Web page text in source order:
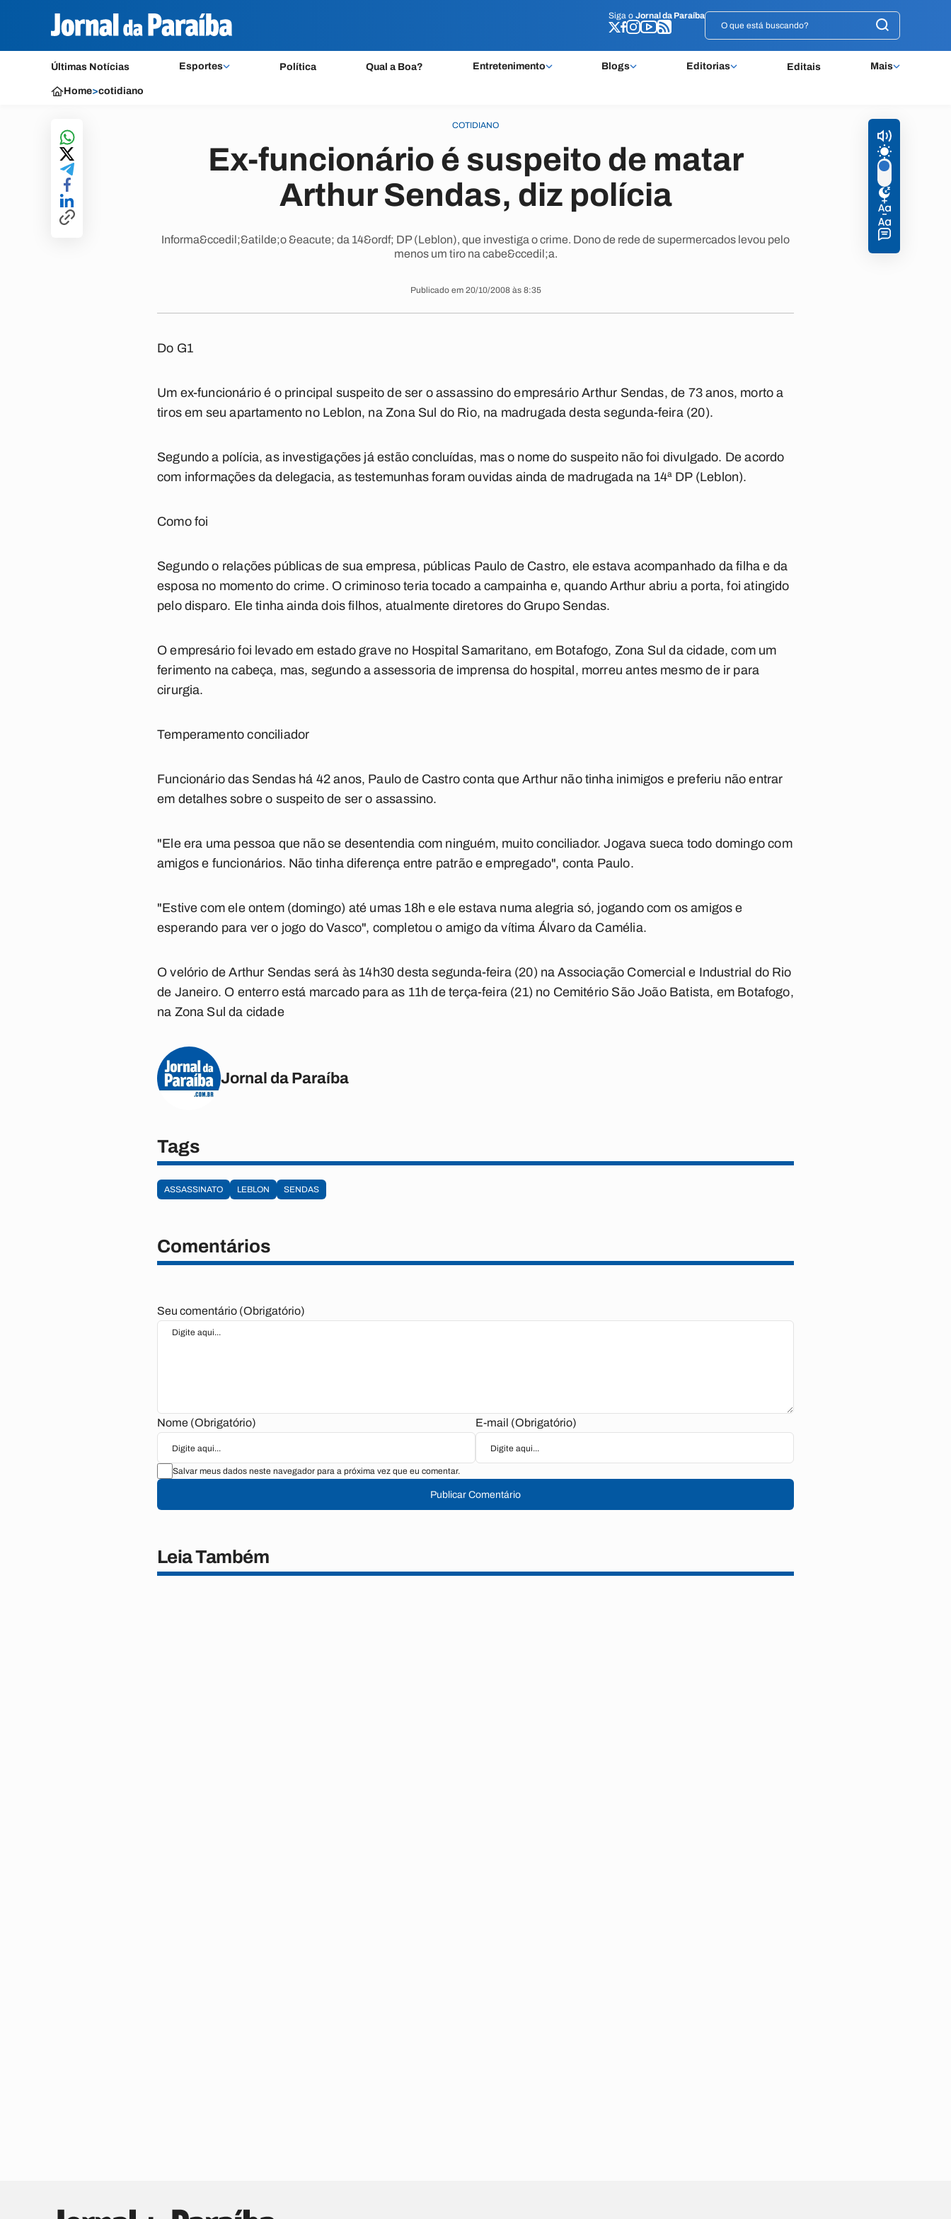
Siga o Jornal da Paraíba
Últimas Notícias Esportes Política Qual a Boa? Entretenimento Blogs Editorias Editais Mais
Siga o Jornal da Paraíba
Home>cotidiano
COTIDIANO
Ex-funcionário é suspeito de matar
Arthur Sendas, diz polícia
Informa&ccedil;&atilde;o &eacute; da 14&ordf; DP (Leblon), que investiga o crime. Dono de rede de supermercados levou pelo
menos um tiro na cabe&ccedil;a.
Publicado em 20/10/2008 às 8:35
Do G1
Um ex-funcionário é o principal suspeito de ser o assassino do empresário Arthur Sendas, de 73 anos, morto a
tiros em seu apartamento no Leblon, na Zona Sul do Rio, na madrugada desta segunda-feira (20).
Segundo a polícia, as investigações já estão concluídas, mas o nome do suspeito não foi divulgado. De acordo
com informações da delegacia, as testemunhas foram ouvidas ainda de madrugada na 14ª DP (Leblon).
Como foi
Segundo o relações públicas de sua empresa, públicas Paulo de Castro, ele estava acompanhado da filha e da
esposa no momento do crime. O criminoso teria tocado a campainha e, quando Arthur abriu a porta, foi atingido
pelo disparo. Ele tinha ainda dois filhos, atualmente diretores do Grupo Sendas.
O empresário foi levado em estado grave no Hospital Samaritano, em Botafogo, Zona Sul da cidade, com um
ferimento na cabeça, mas, segundo a assessoria de imprensa do hospital, morreu antes mesmo de ir para
cirurgia.
Temperamento conciliador
Funcionário das Sendas há 42 anos, Paulo de Castro conta que Arthur não tinha inimigos e preferiu não entrar
em detalhes sobre o suspeito de ser o assassino.
"Ele era uma pessoa que não se desentendia com ninguém, muito conciliador. Jogava sueca todo domingo com
amigos e funcionários. Não tinha diferença entre patrão e empregado", conta Paulo.
"Estive com ele ontem (domingo) até umas 18h e ele estava numa alegria só, jogando com os amigos e
esperando para ver o jogo do Vasco", completou o amigo da vítima Álvaro da Camélia.
O velório de Arthur Sendas será às 14h30 desta segunda-feira (20) na Associação Comercial e Industrial do Rio
de Janeiro. O enterro está marcado para as 11h de terça-feira (21) no Cemitério São João Batista, em Botafogo,
na Zona Sul da cidade
Jornal da Paraíba
Tags
ASSASSINATO LEBLON SENDAS
Comentários
Seu comentário (Obrigatório)
Nome (Obrigatório) E-mail (Obrigatório)
Salvar meus dados neste navegador para a próxima vez que eu comentar.
Publicar Comentário
Leia Também